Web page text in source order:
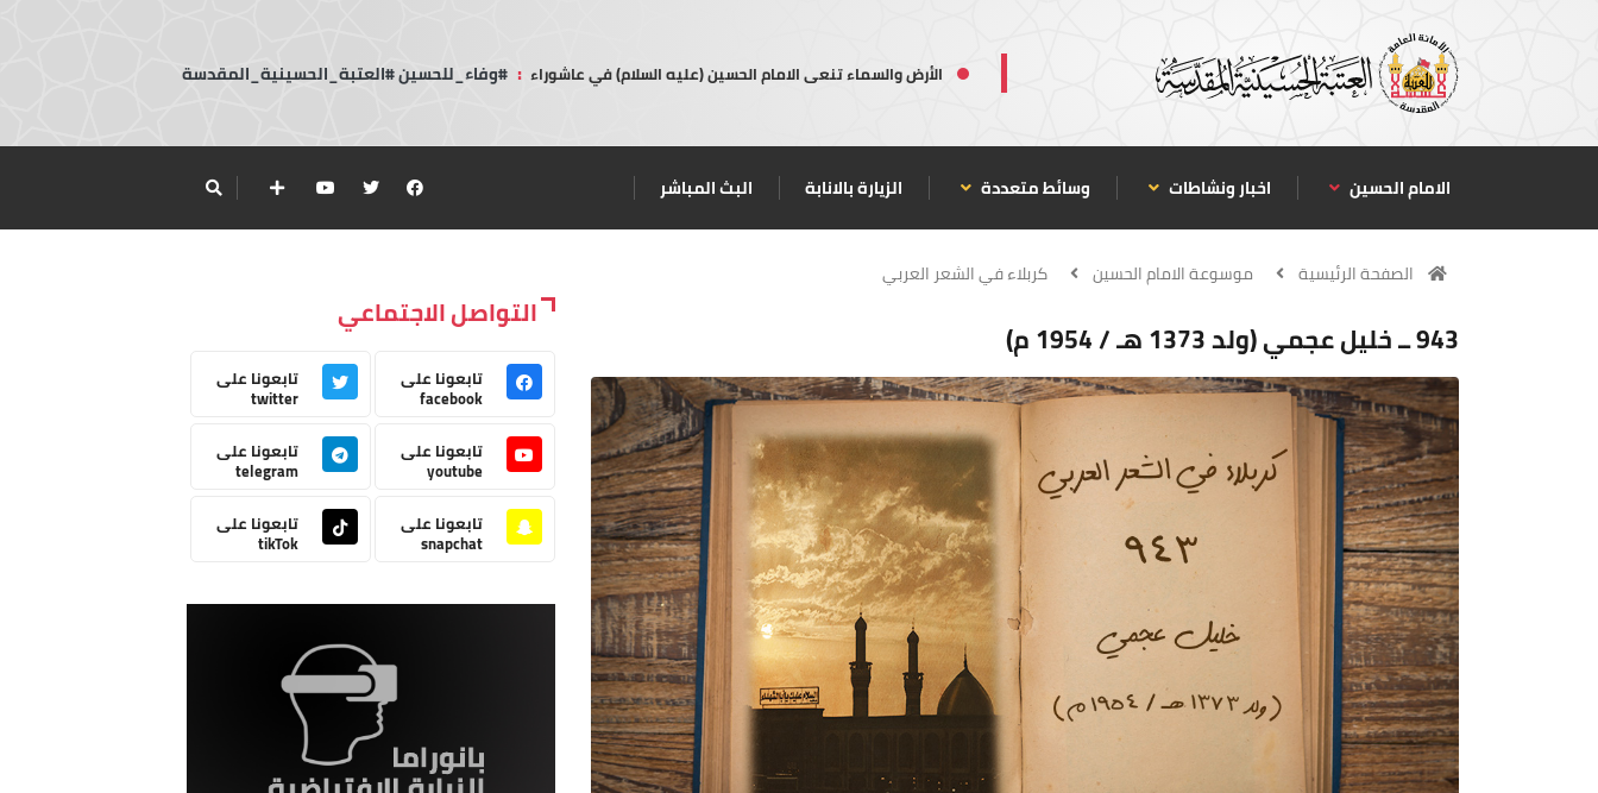
الأرض والسماء تنعى الامام الحسين (عليه السلام) في عاشوراء : #وفاء_للحسين #العتبة_الحسينية_المقدسة
الامام الحسين اخبار ونشاطات وسائط متعددة الزيارة بالانابة البث المباشر
الصفحة الرئيسية موسوعة الامام الحسين كربلاء في الشعر العربي
943 ــ خليل عجمي (ولد 1373 هـ / 1954 م)
التواصل الاجتماعي
تابعونا على
facebook
تابعونا على
twitter
تابعونا على
youtube
تابعونا على
telegram
تابعونا على
snapchat
تابعونا على
tikTok